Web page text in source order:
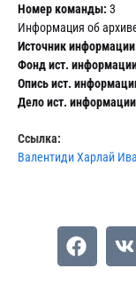
Номер команды: 3
Информация об
Источник
Фонд ист.
Опись ист.
Дело ист.
Ссылка:
Валентиди Харлай